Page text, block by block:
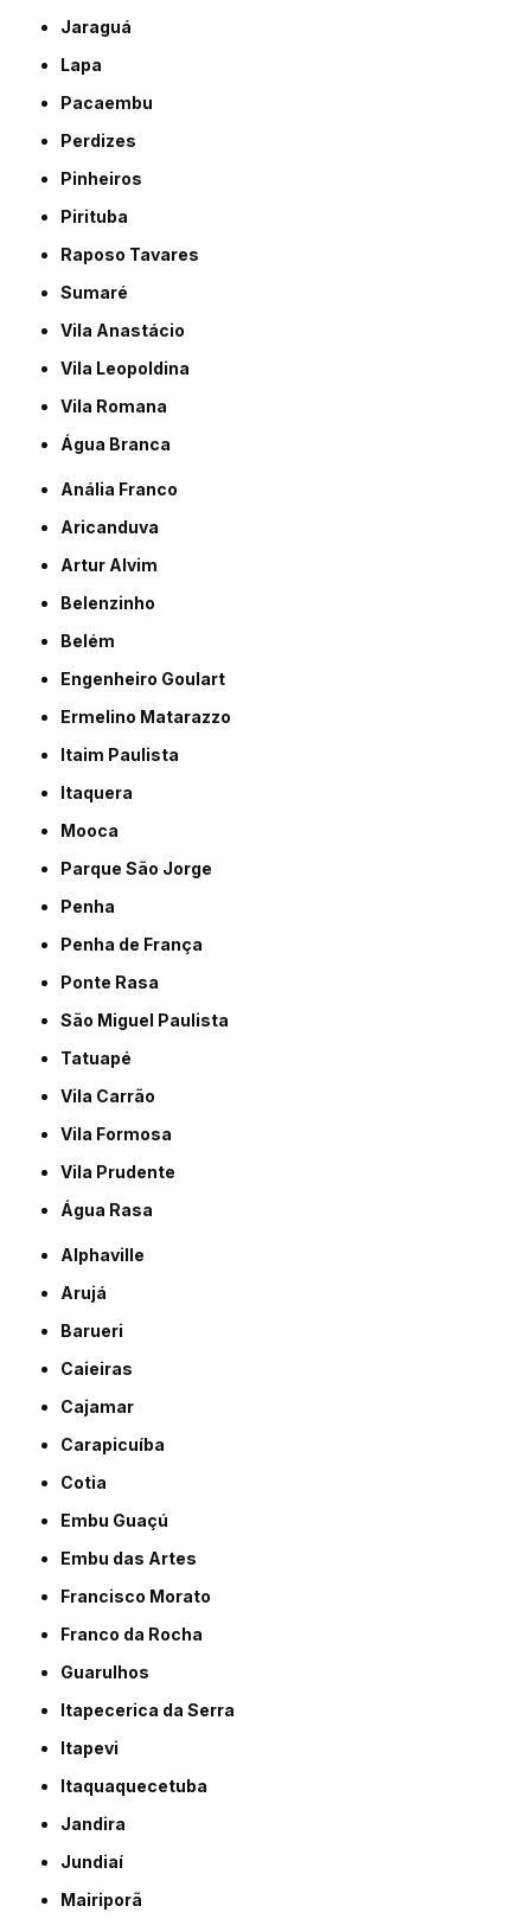
Jaraguá
Lapa
Pacaembu
Perdizes
Pinheiros
Pirituba
Raposo Tavares
Sumaré
Vila Anastácio
Vila Leopoldina
Vila Romana
Água Branca
Anália Franco
Aricanduva
Artur Alvim
Belenzinho
Belém
Engenheiro Goulart
Ermelino Matarazzo
Itaim Paulista
Itaquera
Mooca
Parque São Jorge
Penha
Penha de França
Ponte Rasa
São Miguel Paulista
Tatuapé
Vila Carrão
Vila Formosa
Vila Prudente
Água Rasa
Alphaville
Arujá
Barueri
Caieiras
Cajamar
Carapicuíba
Cotia
Embu Guaçú
Embu das Artes
Francisco Morato
Franco da Rocha
Guarulhos
Itapecerica da Serra
Itapevi
Itaquaquecetuba
Jandira
Jundiaí
Mairiporã